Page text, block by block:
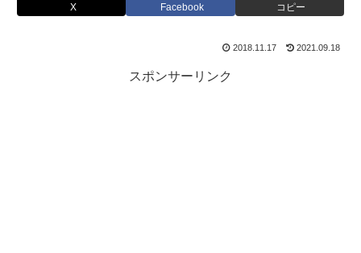
X Facebook コピー
2018.11.17 2021.09.18
スポンサーリンク